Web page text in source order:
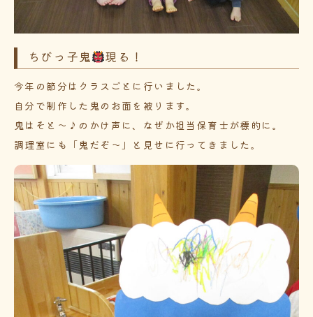
ちびっ子鬼 現る！
今年の節分はクラスごとに行いました。
自分で制作した鬼のお面を被ります。
鬼はそと～♪のかけ声に、なぜか担当保育士が標的に。
調理室にも「鬼だぞ～」と見せに行ってきました。